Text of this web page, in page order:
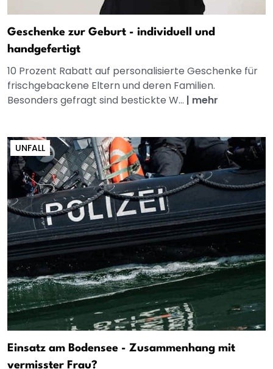
Geschenke zur Geburt - individuell und
handgefertigt
10 Prozent Rabatt auf personalisierte Geschenke für
frischgebackene Eltern und deren Familien.
Besonders gefragt sind bestickte W... | mehr
UNFALL
Einsatz am Bodensee - Zusammenhang mit
vermisster Frau?